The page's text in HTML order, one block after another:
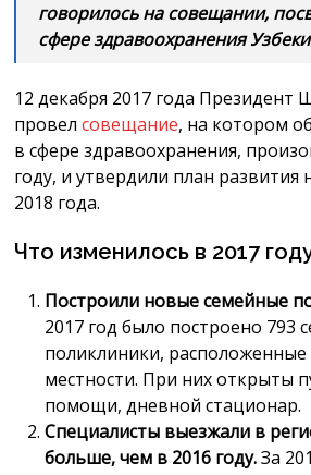
говорилось на совещании,
сфере здравоохранения
12 декабря 2017 года
провелсовещание, на котором
в сфере здравоохранения,
году, и утвердили план развития
2018 года.
Что изменилось в 2017
Построили новые семейные
2017 год было построено 793
поликлиники, расположенные
местности. При них открыты
помощи, дневной стационар.
Специалисты выезжали в
больше, чем в 2016 году.За